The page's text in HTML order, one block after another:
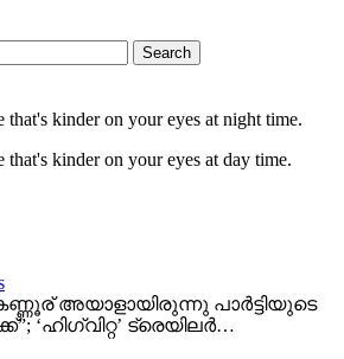
Search
that's kinder on your eyes at night time.
kinder on your eyes at day time.
അയാളായിരുന്നു പാർട്ടിയുടെ
‘ഹിഗ്വിറ്റ’ ട്രെയിലർ…